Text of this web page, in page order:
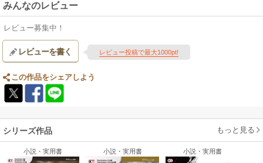
みんなのレビュー
レビュー募集中！
レビューを書く レビュー投稿で最大1000pt!
この作品をシェアしよう
シリーズ作品 もっと見る
小説・実用書 小説・実用書 小説・実用書